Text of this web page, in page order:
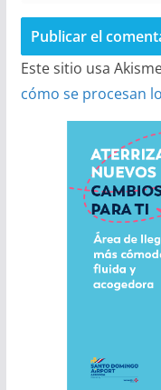
Este sitio usa
cómo se procesan